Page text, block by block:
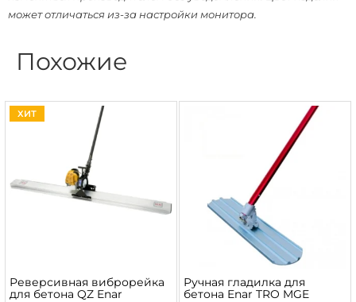
может отличаться из-за настройки монитора.
Похожие
ХИТ
Реверсивная виброрейка
для бетона QZ Enar
Ручная гладилка для
бетона Enar TRO MGE